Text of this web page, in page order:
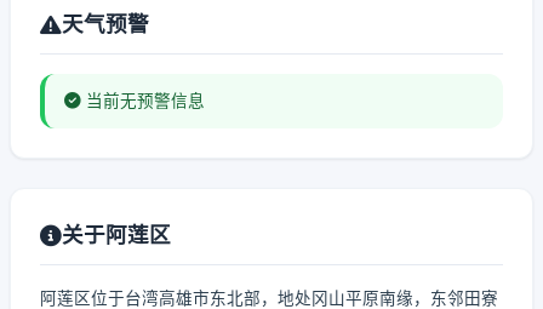
天气预警
当前无预警信息
关于阿莲区
阿莲区位于台湾高雄市东北部，地处冈山平原南缘，东邻田寮